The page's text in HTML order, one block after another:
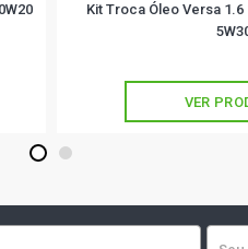
Kit Troca Óleo Versa 1.6
VER
1 2